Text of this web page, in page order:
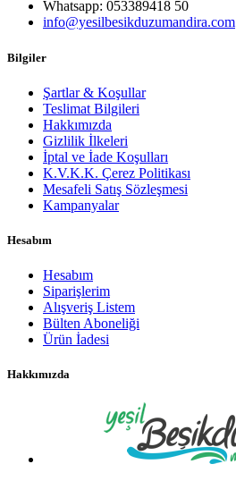
Whatsapp: 053389418 50
info@yesilbesikduzumandira.com
Bilgiler
Şartlar & Koşullar
Teslimat Bilgileri
Hakkımızda
Gizlilik İlkeleri
İptal ve İade Koşulları
K.V.K.K. Çerez Politikası
Mesafeli Satış Sözleşmesi
Kampanyalar
Hesabım
Hesabım
Siparişlerim
Alışveriş Listem
Bülten Aboneliği
Ürün İadesi
Hakkımızda